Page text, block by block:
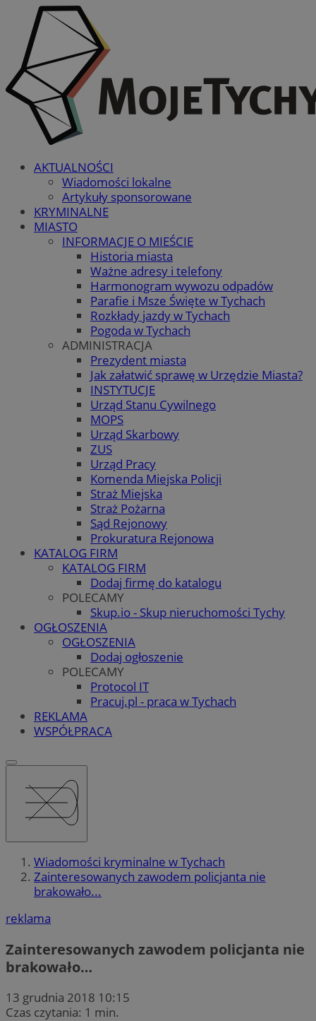
AKTUALNOŚCI
Wiadomości lokalne
Artykuły sponsorowane
KRYMINALNE
MIASTO
INFORMACJE O MIEŚCIE
Historia miasta
Ważne adresy i telefony
Harmonogram wywozu odpadów
Parafie i Msze Święte w Tychach
Rozkłady jazdy w Tychach
Pogoda w Tychach
ADMINISTRACJA
Prezydent miasta
Jak załatwić sprawę w Urzędzie Miasta?
INSTYTUCJE
Urząd Stanu Cywilnego
MOPS
Urząd Skarbowy
ZUS
Urząd Pracy
Komenda Miejska Policji
Straż Miejska
Straż Pożarna
Sąd Rejonowy
Prokuratura Rejonowa
KATALOG FIRM
KATALOG FIRM
Dodaj firmę do katalogu
POLECAMY
Skup.io - Skup nieruchomości Tychy
OGŁOSZENIA
OGŁOSZENIA
Dodaj ogłoszenie
POLECAMY
Protocol IT
Pracuj.pl - praca w Tychach
REKLAMA
WSPÓŁPRACA
Wiadomości kryminalne w Tychach
Zainteresowanych zawodem policjanta nie
brakowało...
reklama
Zainteresowanych zawodem policjanta nie
brakowało…
13 grudnia 2018 10:15
Czas czytania: 1 min.